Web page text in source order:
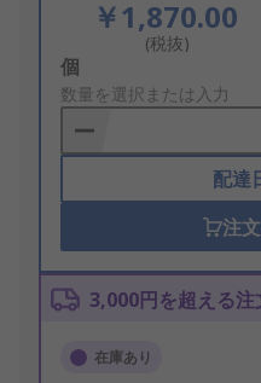
￥1,870.00
(税抜)
Add
to
Basket
個
数量を選択または入力
配達
注
3,000円を超える
在庫あり